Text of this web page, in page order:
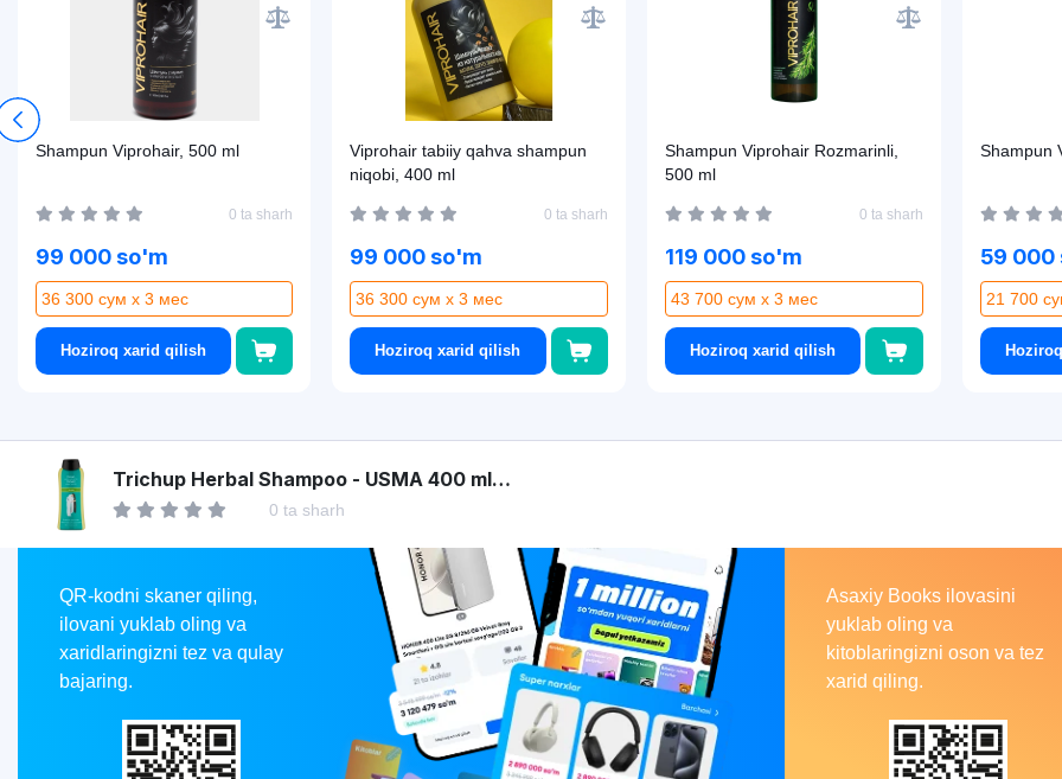
Shampun Viprohair, 500 ml
0 ta sharh
99 000 so'm
36 300 сум x 3 мес
Hoziroq xarid qilish
Viprohair tabiiy qahva shampun
niqobi, 400 ml
0 ta sharh
99 000 so'm
36 300 сум x 3 мес
Hoziroq xarid qilish
Shampun Viprohair Rozmarinli,
500 ml
0 ta sharh
119 000 so'm
43 700 сум x 3 мес
Hoziroq xarid qilish
Shampun
59 000
21 700
Trichup Herbal Shampoo - USMA 400 ml
shampuni
0 ta sharh
Asaxiy
Market
QR-kodni skaner qiling,
ilovani yuklab oling va
xaridlaringizni tez va qulay
bajaring.
Asaxiy Books ilovasini
yuklab oling va
kitoblaringizni oson va tez
xarid qiling.